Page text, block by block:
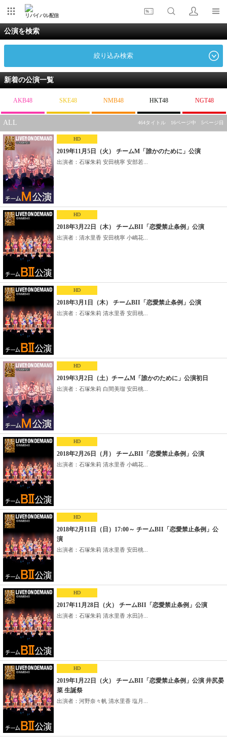
リバイバル配信
公演を検索
絞り込み検索
新着の公演一覧
AKB48 SKE48 NMB48 HKT48 NGT48
ALL 464タイトル 16ページ中 5ページ目
HD
2019年11月5日（火） チームM「誰かのために」公演
出演者：石塚朱莉 安田桃寧 安部若...
HD
2018年3月22日（木） チームBII「恋愛禁止条例」公演
出演者：清水里香 安田桃寧 小嶋花...
HD
2018年3月1日（木） チームBII「恋愛禁止条例」公演
出演者：石塚朱莉 清水里香 安田桃...
HD
2019年3月2日（土）チームM「誰かのために」公演初日
出演者：石塚朱莉 白間美瑠 安田桃...
HD
2018年2月26日（月） チームBII「恋愛禁止条例」公演
出演者：石塚朱莉 清水里香 小嶋花...
HD
2018年2月11日（日）17:00～ チームBII「恋愛禁止条例」公
演
出演者：石塚朱莉 清水里香 安田桃...
HD
2017年11月28日（火） チームBII「恋愛禁止条例」公演
出演者：石塚朱莉 清水里香 水田詩...
HD
2019年1月22日（火） チームBII「恋愛禁止条例」公演 井尻晏
菜 生誕祭
出演者：河野奈々帆 清水里香 塩月...